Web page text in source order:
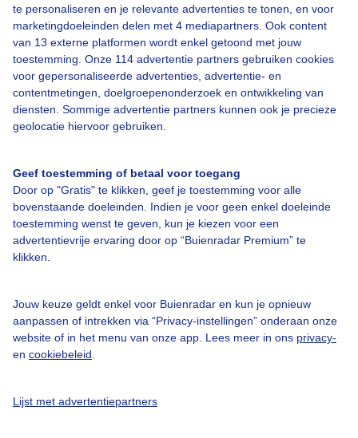
te personaliseren en je relevante advertenties te tonen, en voor
marketingdoeleinden delen met 4 mediapartners. Ook content
van 13 externe platformen wordt enkel getoond met jouw
toestemming. Onze 114 advertentie partners gebruiken cookies
voor gepersonaliseerde advertenties, advertentie- en
contentmetingen, doelgroepenonderzoek en ontwikkeling van
diensten. Sommige advertentie partners kunnen ook je precieze
geolocatie hiervoor gebruiken.
Geef toestemming of betaal voor toegang
Door op "Gratis" te klikken, geef je toestemming voor alle
bovenstaande doeleinden. Indien je voor geen enkel doeleinde
toestemming wenst te geven, kun je kiezen voor een
advertentievrije ervaring door op “Buienradar Premium” te
klikken.
Jouw keuze geldt enkel voor Buienradar en kun je opnieuw
aanpassen of intrekken via “Privacy-instellingen” onderaan onze
website of in het menu van onze app. Lees meer in ons privacy-
en cookiebeleid
Lijst met advertentiepartners
Over Buienradar
Bedrijfsgegevens
Contact
Toegankelijkheid
Gebruikersvoorwaarden
Adverteren
Privacy beleid
Cookie beleid